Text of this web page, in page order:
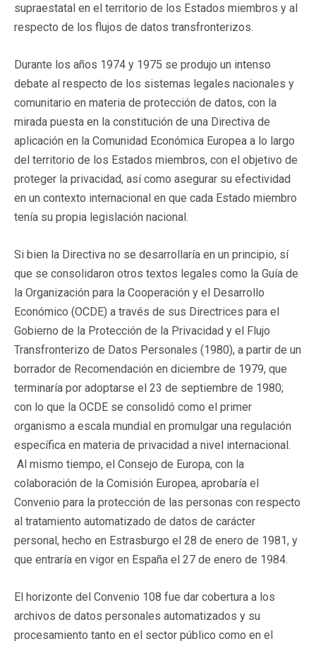
supraestatal en el territorio de los Estados miembros y al
respecto de los flujos de datos transfronterizos.
Durante los años 1974 y 1975 se produjo un intenso
debate al respecto de los sistemas legales nacionales y
comunitario en materia de protección de datos, con la
mirada puesta en la constitución de una Directiva de
aplicación en la Comunidad Económica Europea a lo largo
del territorio de los Estados miembros, con el objetivo de
proteger la privacidad, así como asegurar su efectividad
en un contexto internacional en que cada Estado miembro
tenía su propia legislación nacional.
Si bien la Directiva no se desarrollaría en un principio, sí
que se consolidaron otros textos legales como la Guía de
la Organización para la Cooperación y el Desarrollo
Económico (OCDE) a través de sus Directrices para el
Gobierno de la Protección de la Privacidad y el Flujo
Transfronterizo de Datos Personales (1980), a partir de un
borrador de Recomendación en diciembre de 1979, que
terminaría por adoptarse el 23 de septiembre de 1980;
con lo que la OCDE se consolidó como el primer
organismo a escala mundial en promulgar una regulación
específica en materia de privacidad a nivel internacional.
Al mismo tiempo, el Consejo de Europa, con la
colaboración de la Comisión Europea, aprobaría el
Convenio para la protección de las personas con respecto
al tratamiento automatizado de datos de carácter
personal, hecho en Estrasburgo el 28 de enero de 1981, y
que entraría en vigor en España el 27 de enero de 1984.
El horizonte del Convenio 108 fue dar cobertura a los
archivos de datos personales automatizados y su
procesamiento tanto en el sector público como en el